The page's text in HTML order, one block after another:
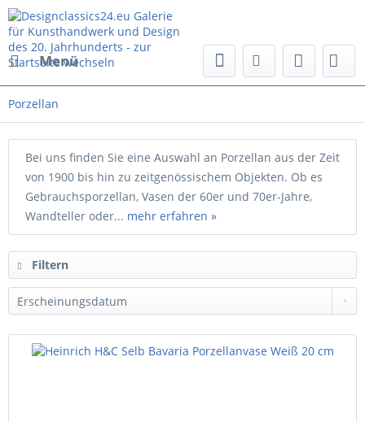
Menü
Porzellan
Bei uns finden Sie eine Auswahl an Porzellan aus der Zeit
von 1900 bis hin zu zeitgenössischem Objekten. Ob es
Gebrauchsporzellan, Vasen der 60er und 70er-Jahre,
Wandteller oder... mehr erfahren »
Filtern